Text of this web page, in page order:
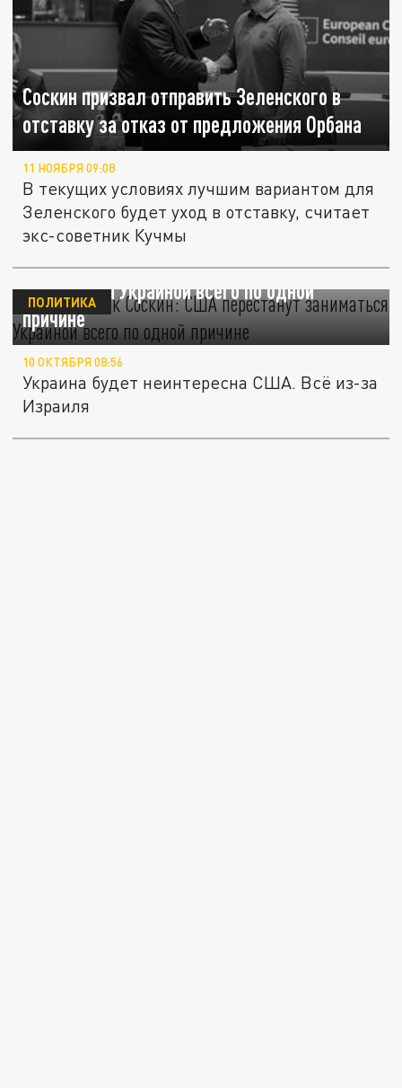
Соскин призвал отправить Зеленского в
отставку за отказ от предложения Орбана
11 НОЯБРЯ 09:08
В текущих условиях лучшим вариантом для
Зеленского будет уход в отставку, считает
экс-советник Кучмы
Экс-советник Соскин: США перестанут
заниматься Украиной всего по одной
причине
ПОЛИТИКА
10 ОКТЯБРЯ 08:56
Украина будет неинтересна США. Всё из-за
Израиля